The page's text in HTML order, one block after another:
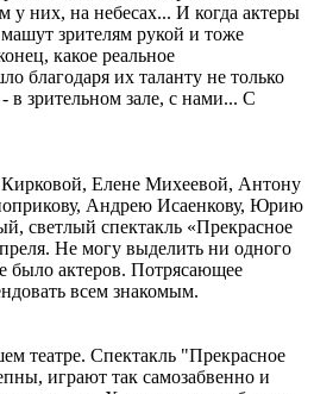
у них, на небесах... И когда актеры
зрителям рукой и тоже
какое реальное
благодаря их таланту не только
в зрительном зале, с нами... С
Елене Михеевой, Антону
Андрею Исаенкову, Юрию
светлый спектакль «Прекрасное
Не могу выделить ни одного
было актеров. Потрясающее
всем знакомым.
театре. Спектакль "Прекрасное
играют так самозабвенно и